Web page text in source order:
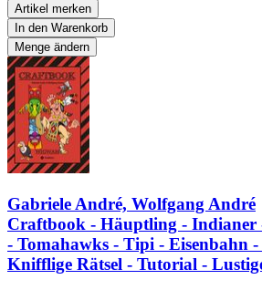
Artikel merken
In den Warenkorb
Menge ändern
Gabriele André, Wolfgang André
Craftbook - Häuptling - Indianer
- Tomahawks - Tipi - Eisenbahn
Knifflige Rätsel - Tutorial -